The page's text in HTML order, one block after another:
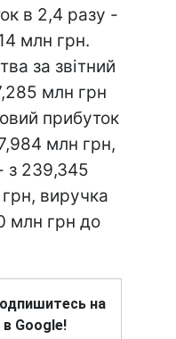
в 2,4 разу -
млн грн.
за звітний
млн грн
прибуток
млн грн,
- з 239,345
виручка
млн грн до
на
Google!